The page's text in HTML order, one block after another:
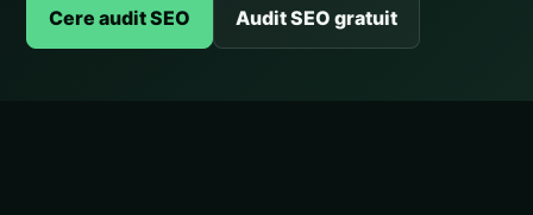
Cere audit SEO Audit SEO gratuit